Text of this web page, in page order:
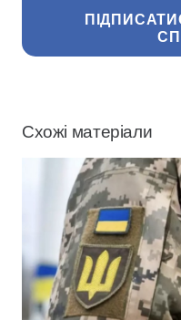
Схожі матеріали